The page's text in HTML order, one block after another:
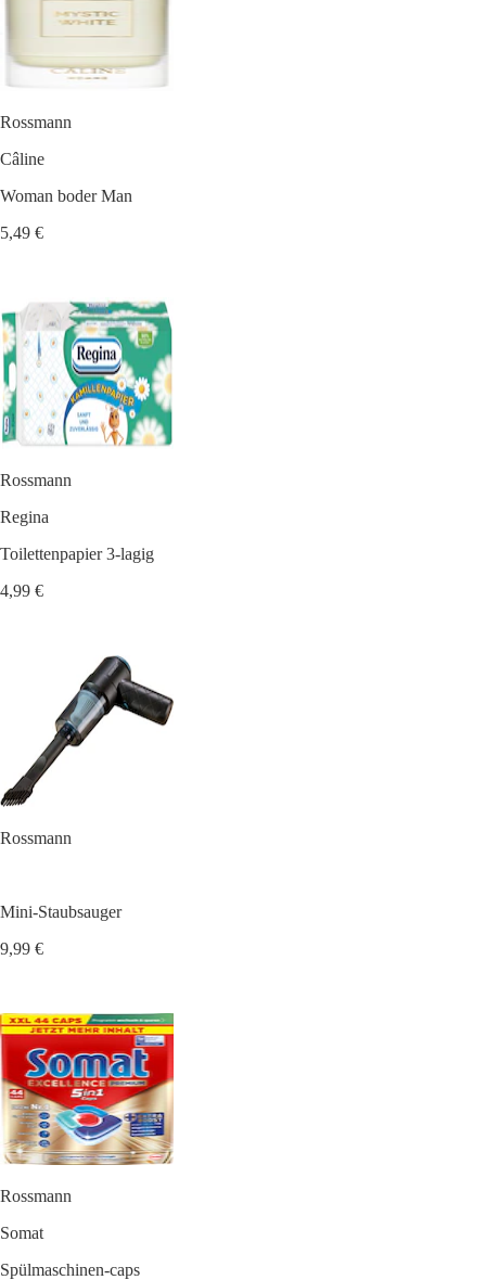
Rossmann
Câline
Woman boder Man
5,49 €
Rossmann
Regina
Toilettenpapier 3-lagig
4,99 €
Rossmann
Mini-Staubsauger
9,99 €
Rossmann
Somat
Spülmaschinen-caps